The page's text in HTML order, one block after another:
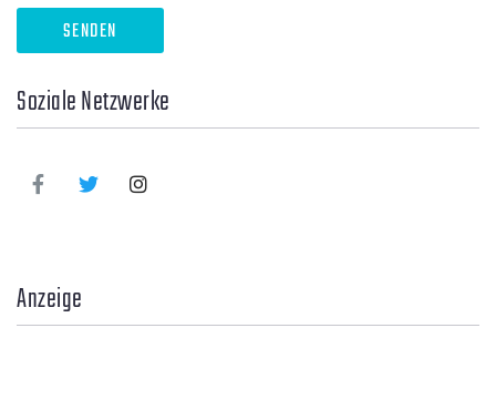
Soziale Netzwerke
Anzeige